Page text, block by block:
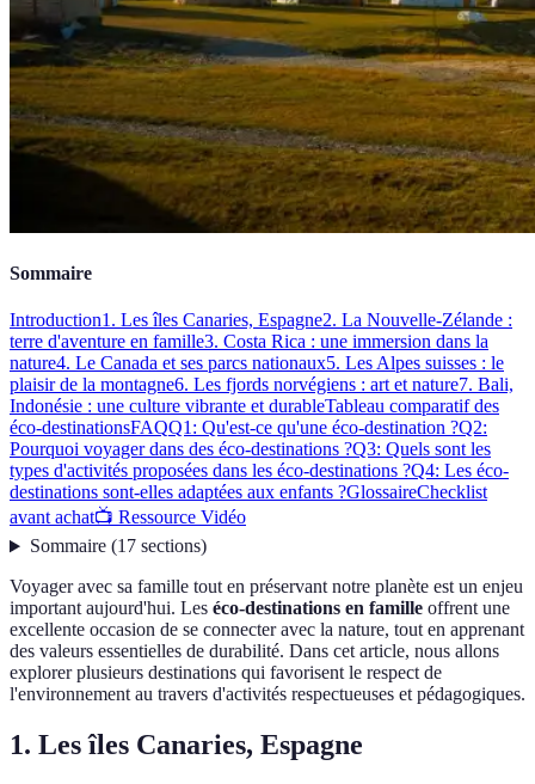
Sommaire
Introduction1. Les îles Canaries, Espagne2. La Nouvelle-Zélande :
terre d'aventure en famille3. Costa Rica : une immersion dans la
nature4. Le Canada et ses parcs nationaux5. Les Alpes suisses : le
plaisir de la montagne6. Les fjords norvégiens : art et nature7. Bali,
Indonésie : une culture vibrante et durableTableau comparatif des
éco-destinationsFAQQ1: Qu'est-ce qu'une éco-destination ?Q2:
Pourquoi voyager dans des éco-destinations ?Q3: Quels sont les
types d'activités proposées dans les éco-destinations ?Q4: Les éco-
destinations sont-elles adaptées aux enfants ?GlossaireChecklist
avant achat📺 Ressource Vidéo
Sommaire(17 sections)
Voyager avec sa famille tout en préservant notre planète est un enjeu
important aujourd'hui. Les éco-destinations en famille offrent une
excellente occasion de se connecter avec la nature, tout en apprenant
des valeurs essentielles de durabilité. Dans cet article, nous allons
explorer plusieurs destinations qui favorisent le respect de
l'environnement au travers d'activités respectueuses et pédagogiques.
1. Les îles Canaries, Espagne